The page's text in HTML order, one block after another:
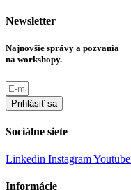
Newsletter
Najnovšie správy a pozvania
na workshopy.
Prihlásiť sa
Sociálne siete
Linkedin InstagramYoutube
Informácie